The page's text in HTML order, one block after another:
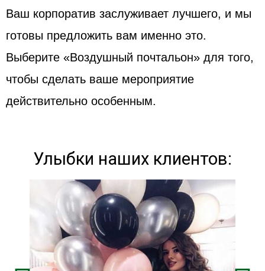
Ваш корпоратив заслуживает лучшего, и мы
готовы предложить вам именно это.
Выберите «Воздушный почтальон» для того,
чтобы сделать ваше мероприятие
действительно особенным.
Улыбки наших клиентов: